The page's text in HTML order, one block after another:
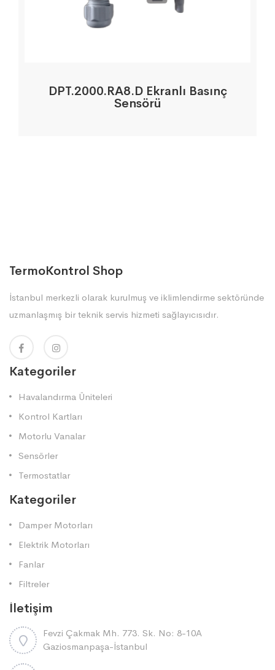
DPT.2000.RA8.D Ekranlı Basınç
Sensörü
TermoKontrol Shop
İstanbul merkezli olarak kurulmuş ve iklimlendirme sektöründe
uzmanlaşmış bir teknik servis hizmeti sağlayıcısıdır.
Kategoriler
Havalandırma Üniteleri
Kontrol Kartları
Motorlu Vanalar
Sensörler
Termostatlar
Kategoriler
Damper Motorları
Elektrik Motorları
Fanlar
Filtreler
İletişim
Fevzi Çakmak Mh. 773. Sk. No: 8-10A
Gaziosmanpaşa-İstanbul